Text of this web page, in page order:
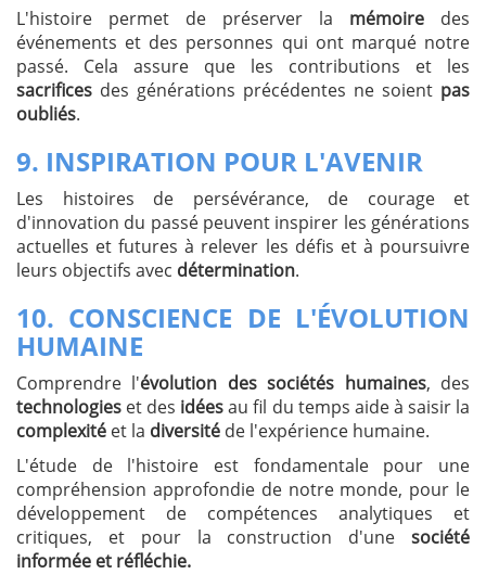
L'histoire permet de préserver la mémoire des
événements et des personnes qui ont marqué notre
passé. Cela assure que les contributions et les
sacrifices des générations précédentes ne soient pas
oubliés.
9. INSPIRATION POUR L'AVENIR
Les histoires de persévérance, de courage et
d'innovation du passé peuvent inspirer les générations
actuelles et futures à relever les défis et à poursuivre
leurs objectifs avec détermination.
10. CONSCIENCE DE L'ÉVOLUTION
HUMAINE
Comprendre l'évolution des sociétés humaines, des
technologies et des idéesau fil du temps aide à saisir la
complexité et la diversité de l'expérience humaine.
L'étude de l'histoire est fondamentale pour une
compréhension approfondie de notre monde, pour le
développement de compétences analytiques et
critiques, et pour la construction d'une société
informée et réfléchie.